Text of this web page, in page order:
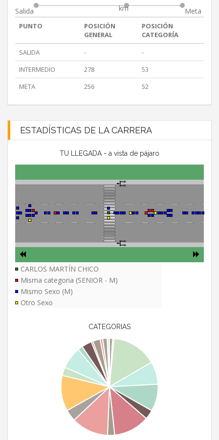
Salida
km
Meta
PUNTO
POSICIÓN
GENERAL
POSICIÓN
CATEGORÍA
SALIDA
-
-
INTERMEDIO
278
53
META
256 52
ESTADÍSTICAS DE LA CARRERA
TU LLEGADA - a vista de pájaro
CARLOS MARTÍN CHICO
Misma categoria (SENIOR - M)
Mismo Sexo (M)
Otro Sexo
CATEGORIAS